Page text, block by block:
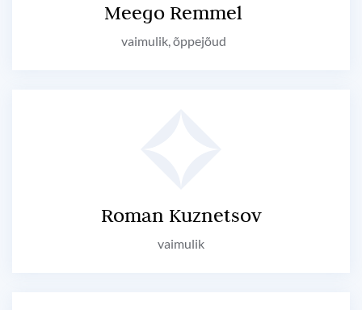
Meego Remmel
vaimulik, õppejõud
Roman Kuznetsov
vaimulik